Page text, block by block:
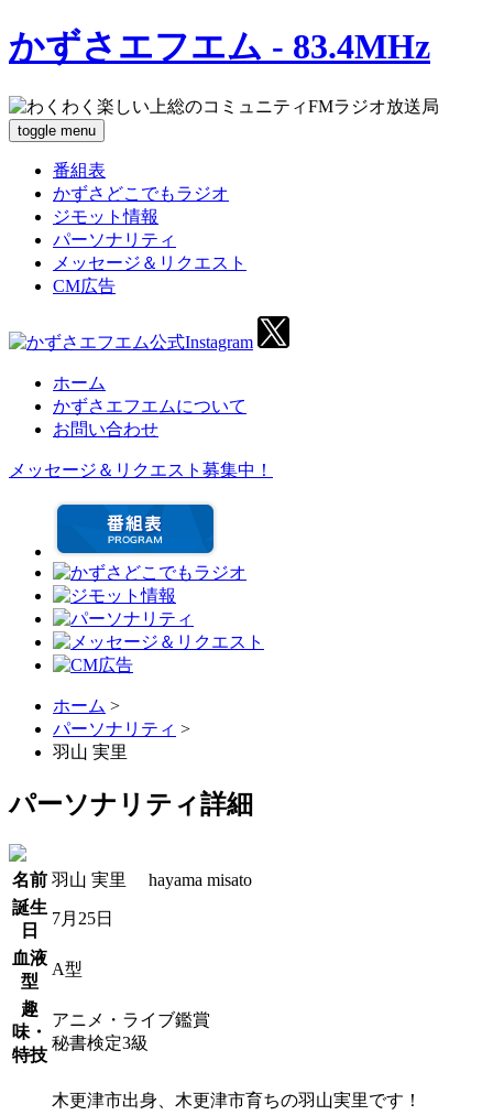
かずさエフエム - 83.4MHz
toggle menu
番組表
かずさどこでもラジオ
ジモット情報
パーソナリティ
メッセージ＆リクエスト
CM広告
ホーム
かずさエフエムについて
お問い合わせ
メッセージ＆リクエスト募集中！
ホーム >
パーソナリティ >
羽山 実里
パーソナリティ詳細
名前 羽山 実里 hayama misato
誕生
日
7月25日
血液
型
A型
趣
味・
特技
アニメ・ライブ鑑賞
秘書検定3級
木更津市出身、木更津市育ちの羽山実里です！